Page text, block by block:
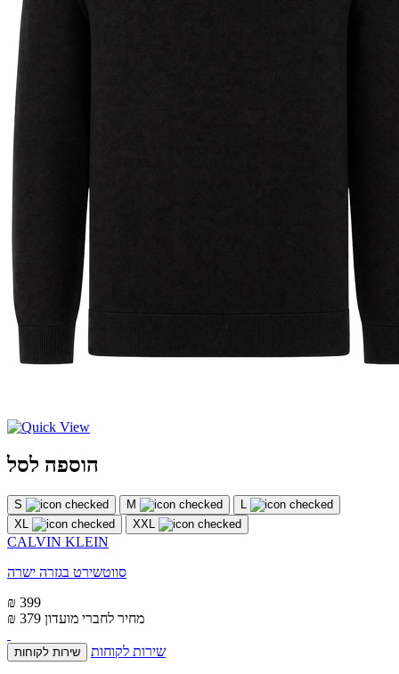
הוספה לסל
S M
L
XL
XXL
CALVIN KLEIN
סווטשירט בגזרה ישרה
₪ 399
₪ 379 מחיר לחברי מועדון
שירות לקוחות שירות לקוחות